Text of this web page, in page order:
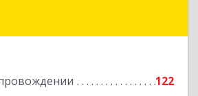
122
обл, Сергиево-Посадский
Подробнее